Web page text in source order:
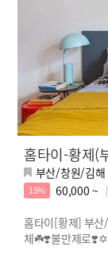
홈타이-황제(
부산/창원/김해
15% 60,000 ~
홈타이[황제] 부
체☘️❣️불만제로❣️✡️